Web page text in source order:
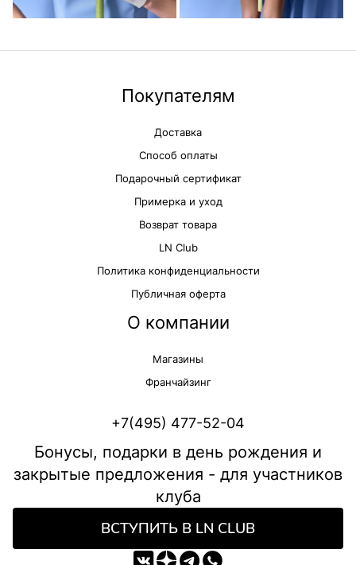
Покупателям
Доставка
Способ оплаты
Подарочный сертификат
Примерка и уход
Возврат товара
LN Club
Политика конфиденциальности
Публичная оферта
О компании
Магазины
Франчайзинг
+7(495) 477-52-04
Бонусы, подарки в день рождения и
закрытые предложения - для участников
клуба
ВСТУПИТЬ В LN CLUB